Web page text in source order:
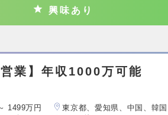
興味あり
業】年収1000万可能
1499万円
東京都、愛知県、中国、韓